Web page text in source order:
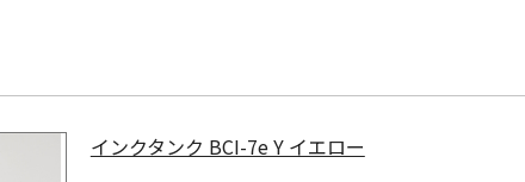
インクタンク BCI-7e Y イエロー